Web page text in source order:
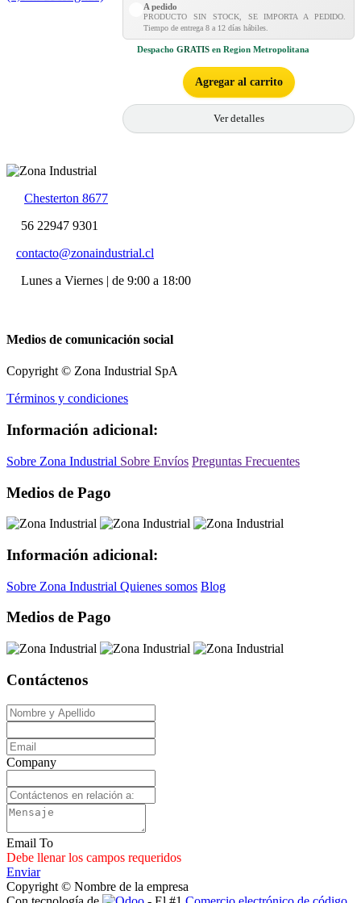
A pedido
PRODUCTO SIN STOCK, SE IMPORTA A PEDIDO.
Tiempo de entrega 8 a 12 días hábiles.
Despacho GRATIS en Region Metropolitana
Agregar al carrito
Ver detalles
Chesterton 8677
56 22947 9301
contacto@zonaindustrial.cl
Lunes a Viernes | de 9:00 a 18:00
Medios de comunicación social
Copyright © Zona Industrial SpA
Términos y condiciones
Información adicional:
Sobre Zona Industrial Sobre Envíos Preguntas Frecuentes
Medios de Pago
Información adicional:
Sobre Zona Industrial Quienes somos Blog
Medios de Pago
Contáctenos
Company
Email To
Debe llenar los campos requeridos
Enviar
Copyright © Nombre de la empresa